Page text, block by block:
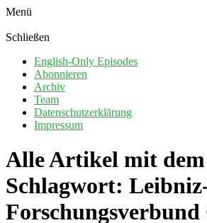
Menü
Schließen
English-Only Episodes
Abonnieren
Archiv
Team
Datenschutzerklärung
Impressum
Alle Artikel mit dem
Schlagwort:
Forschungsverbund